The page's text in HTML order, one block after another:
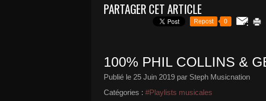
PARTAGER CET ARTICLE
Repost 0
100% PHIL COLLINS &
Publié le 25 Juin 2019 par Steph Musicnation
Catégories : #Playlists musicales